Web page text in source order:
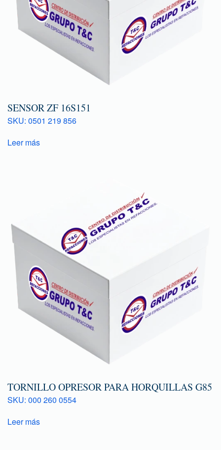
SENSOR ZF 16S151
SKU: 0501 219 856
Leer más
TORNILLO OPRESOR PARA HORQUILLAS G85
SKU: 000 260 0554
Leer más